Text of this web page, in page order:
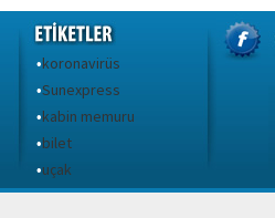
•koronavirüs
•Sunexpress
•kabin memuru
•bilet
•uçak